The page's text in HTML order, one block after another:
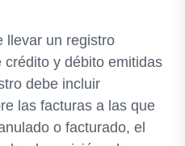
llevar un registro
y débito emitidas
debe incluir
las facturas a las que
o facturado, el